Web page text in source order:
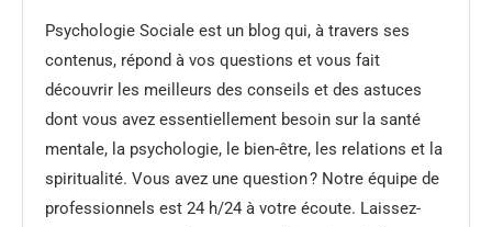
Psychologie Sociale est un blog qui, à travers ses
contenus, répond à vos questions et vous fait
découvrir les meilleurs des conseils et des astuces
dont vous avez essentiellement besoin sur la santé
mentale, la psychologie, le bien-être, les relations et la
spiritualité. Vous avez une question ? Notre équipe de
professionnels est 24 h/24 à votre écoute. Laissez-